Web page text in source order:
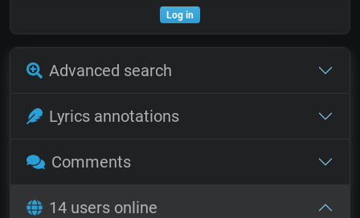
Log in
Advanced search
Lyrics annotations
Comments
14 users online